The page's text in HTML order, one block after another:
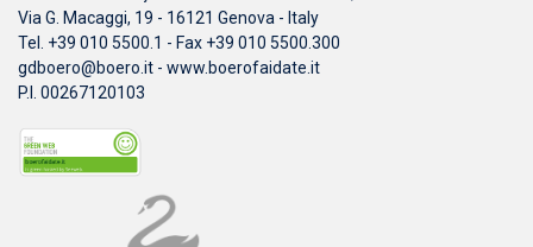
Via G. Macaggi, 19 - 16121 Genova - Italy
Tel. +39 010 5500.1 - Fax +39 010 5500.300
gdboero@boero.it - www.boerofaidate.it
P.I. 00267120103